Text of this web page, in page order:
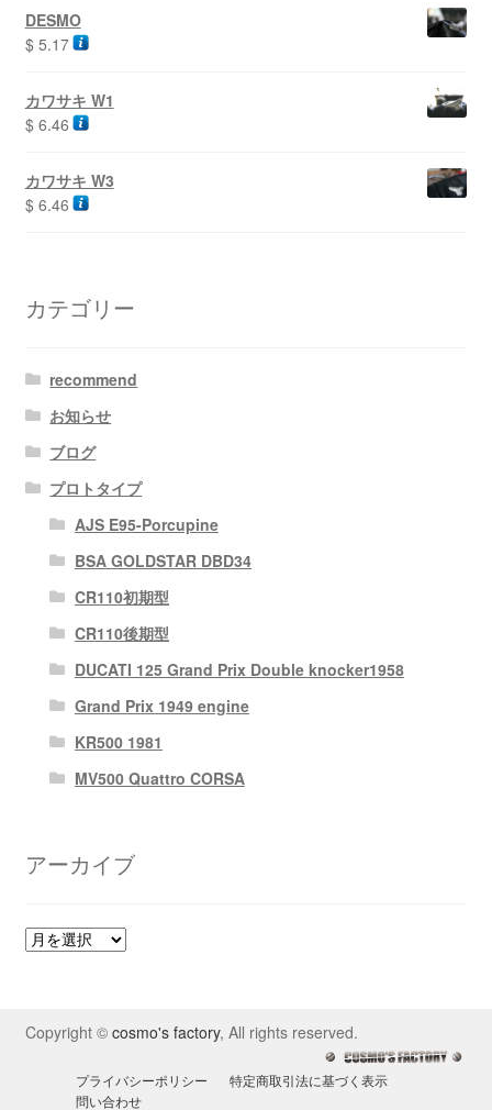
DESMO
$5.17
カワサキ W1
$6.46
カワサキ W3
$6.46
カテゴリー
recommend
お知らせ
ブログ
プロトタイプ
AJS E95-Porcupine
BSA GOLDSTAR DBD34
CR110初期型
CR110後期型
DUCATI 125 Grand Prix Double knocker1958
Grand Prix 1949 engine
KR500 1981
MV500 Quattro CORSA
アーカイブ
ア
ブ
Copyright © cosmo's factory, All rights reserved.
プライバシーポリシー
特定商取引法に基づく表示
問い合わせ